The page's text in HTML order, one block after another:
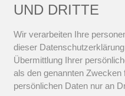
UND DRITTE
Wir verarbeiten Ihre
dieser
Übermittlung Ihrer
als den genannten
persönlichen Daten nur an